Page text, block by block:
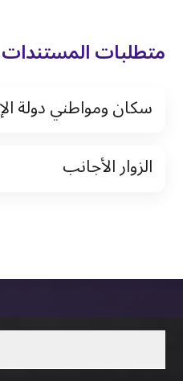
متطلبات المستندات
سكان ومواطني دولة
نسخة من تأشيرة الاقامة
الزوار الأجانب